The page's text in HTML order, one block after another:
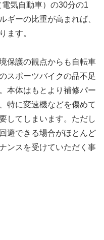
気自動車）の30分の1
ギーの比重が高まれば、
ます。
保護の観点からも自転車
スポーツバイクの品不足
本体はもとより補修パー
特に変速機などを傷めて
してしまいます。ただし
避できる場合がほとんど
ンスを受けていただく事